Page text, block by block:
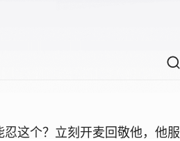
这个？立刻开麦回敬他，他服